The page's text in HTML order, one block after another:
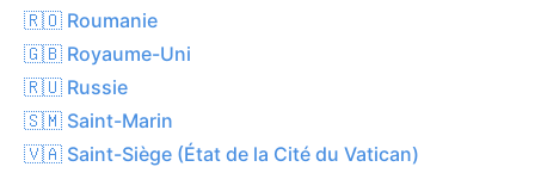
🇷🇴 Roumanie
🇬🇧 Royaume-Uni
🇷🇺 Russie
🇸🇲 Saint-Marin
🇻🇦 Saint-Siège (État de la Cité du Vatican)